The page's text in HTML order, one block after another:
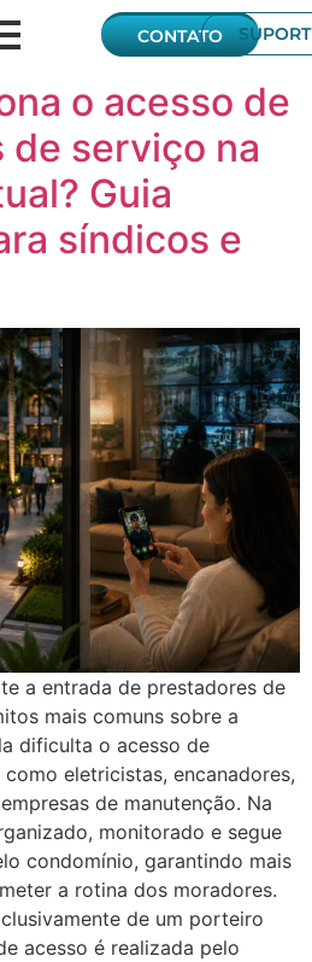
CONTATO
o acesso de
de serviço na
Guia
síndicos e
a entrada de prestadores de
mais comuns sobre a
dificulta o acesso de
eletricistas, encanadores,
de manutenção. Na
monitorado e segue
condomínio, garantindo mais
a rotina dos moradores.
de um porteiro
acesso é realizada pelo